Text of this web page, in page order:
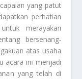
yang patut
perhatian
merayakan
bersenang-
atas usaha
acara ini menjadi
yang telah di